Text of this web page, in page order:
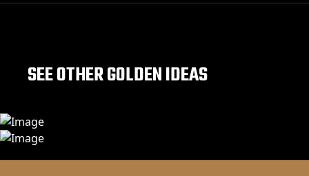
SEE OTHER GOLDEN IDEAS